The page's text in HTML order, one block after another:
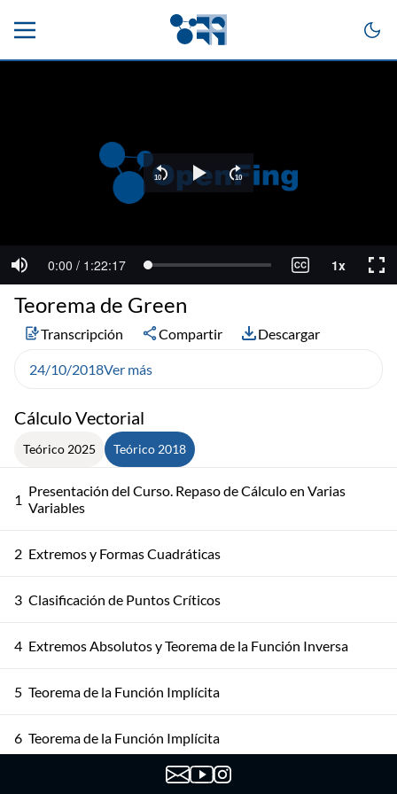
Cálculo Vectorial
Teórico 2025 Teórico 2018
1 Presentación del Curso. Repaso de Cálculo en Varias
Variables
2 Extremos y Formas Cuadráticas
3 Clasificación de Puntos Críticos
4 Extremos Absolutos y Teorema de la Función Inversa
5 Teorema de la Función Implícita
6 Teorema de la Función Implícita
Extremos Condicionados y Multiplicadores de Lagrange
Teorema de Green
Transcripción Compartir Descargar
24/10/2018Ver más